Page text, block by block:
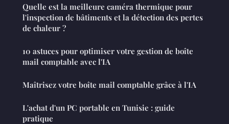
Quelle est la meilleure caméra thermique pour
l'inspection de bâtiments et la détection des pertes
de chaleur ?
10 astuces pour optimiser votre gestion de boîte
mail comptable avec l'IA
Maîtrisez votre boîte mail comptable grâce à l'IA
L'achat d'un PC portable en Tunisie : guide
pratique